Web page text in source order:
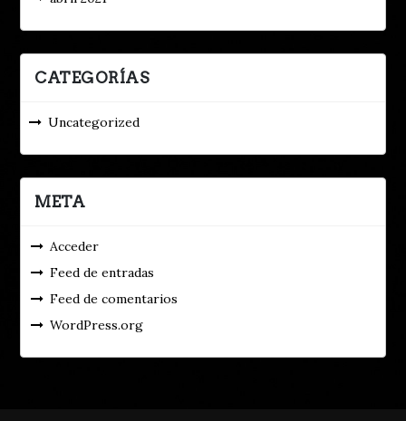
CATEGORÍAS
Uncategorized
META
Acceder
Feed de entradas
Feed de comentarios
WordPress.org